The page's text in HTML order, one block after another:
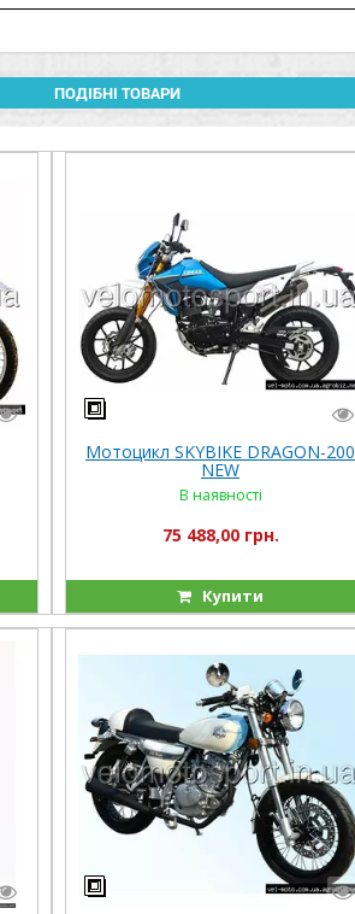
ПОДІБНІ ТОВАРИ
Мотоцикл SKYBIKE DRAGON-200
NEW
В наявності
75 488,00 грн.
Купити